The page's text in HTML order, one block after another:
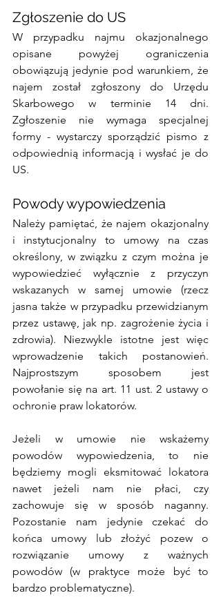
Zgłoszenie do US
W przypadku najmu okazjonalnego
opisane powyżej ograniczenia
obowiązują jedynie pod warunkiem, że
najem został zgłoszony do Urzędu
Skarbowego w terminie 14 dni.
Zgłoszenie nie wymaga specjalnej
formy - wystarczy sporządzić pismo z
odpowiednią informacją i wysłać je do
US.
Powody wypowiedzenia
Należy pamiętać, że najem okazjonalny
i instytucjonalny to umowy na czas
określony, w związku z czym można je
wypowiedzieć wyłącznie z przyczyn
wskazanych w samej umowie (rzecz
jasna także w przypadku przewidzianym
przez ustawę, jak np. zagrożenie życia i
zdrowia). Niezwykle istotne jest więc
wprowadzenie takich postanowień.
Najprostszym sposobem jest
powołanie się na art. 11 ust. 2 ustawy o
ochronie praw lokatorów.
Jeżeli w umowie nie wskażemy
powodów wypowiedzenia, to nie
będziemy mogli eksmitować lokatora
nawet jeżeli nam nie płaci, czy
zachowuje się w sposób naganny.
Pozostanie nam jedynie czekać do
końca umowy lub złożyć pozew o
rozwiązanie umowy z ważnych
powodów (w praktyce może być to
bardzo problematyczne).